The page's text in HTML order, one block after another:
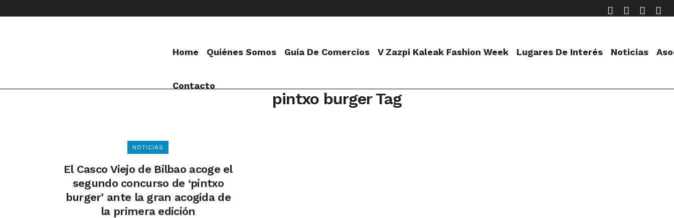
Home Quiénes Somos Guía De Comercios V Zazpi Kaleak Fashion Week Lugares De Interés Noticias
Contacto
pintxo burger Tag
NOTICIAS
El Casco Viejo de Bilbao acoge el
segundo concurso de ‘pintxo
burger’ ante la gran acogida de
la primera edición